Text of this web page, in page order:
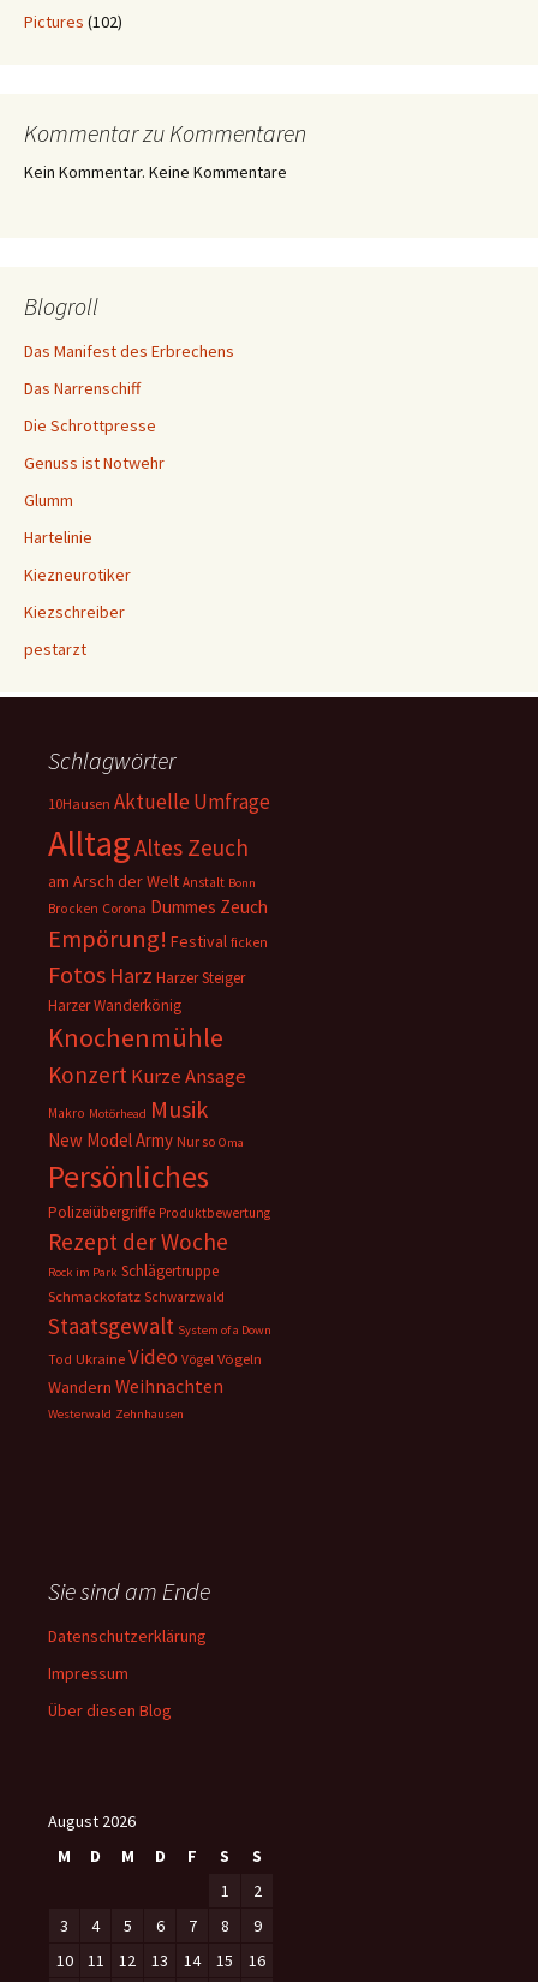
Pictures (102)
Kommentar zu Kommentaren
Kein Kommentar. Keine Kommentare
Blogroll
Das Manifest des Erbrechens
Das Narrenschiff
Die Schrottpresse
Genuss ist Notwehr
Glumm
Hartelinie
Kiezneurotiker
Kiezschreiber
pestarzt
Schlagwörter
10Hausen Aktuelle Umfrage
AlltagAltes Zeuch
am Arsch der Welt Anstalt Bonn
Brocken Corona Dummes Zeuch
Empörung! Festival ficken
Fotos Harz Harzer Steiger
Harzer Wanderkönig
Knochenmühle
Konzert Kurze Ansage
Makro Motörhead Musik
New Model Army Nur so Oma
Persönliches
Polizeiübergriffe Produktbewertung
Rezept der Woche
Rock im Park Schlägertruppe
Schmackofatz Schwarzwald
Staatsgewalt System of a Down
Tod Ukraine Video Vögel Vögeln
Wandern Weihnachten
Westerwald Zehnhausen
Sie sind am Ende
Datenschutzerklärung
Impressum
Über diesen Blog
August 2026
M
D M D F S
S
1
2
3
4 5 6 7 8
9
10
11 12 13 14 15 16